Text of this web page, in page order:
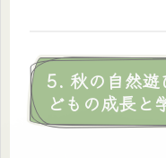
5. 秋の自然遊
どもの成長と